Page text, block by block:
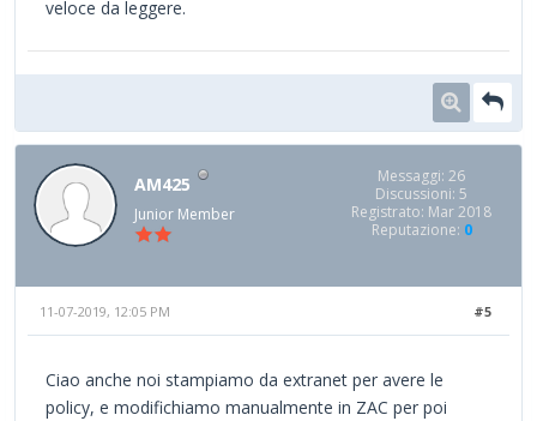
veloce da leggere.
AM425
Junior Member
Messaggi: 26
Discussioni: 5
Registrato: Mar 2018
Reputazione: 0
#5
11-07-2019, 12:05 PM
Ciao anche noi stampiamo da extranet per avere le
policy, e modifichiamo manualmente in ZAC per poi